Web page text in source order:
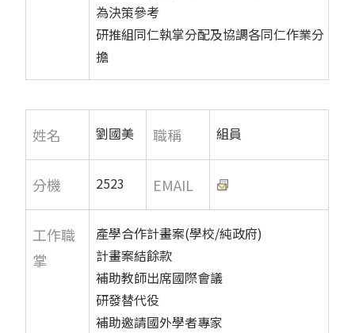
為決策參考
研推組同仁執掌分配及協調各同仁作業分
擔
姓名 劉國美 職稱 組員
分機 2523 EMAIL
工作職
掌
產學合作計畫案(學校/純政府)
計畫案結餘款
補助教師出席國際會議
研發替代役
補助邀請國外學者專家